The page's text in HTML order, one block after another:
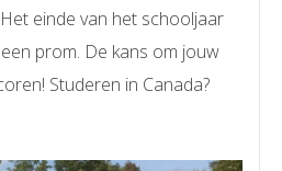
einde van het schooljaar
prom. De kans om jouw
Studeren in Canada?